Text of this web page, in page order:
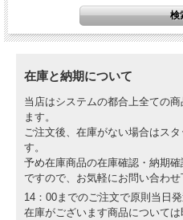
在庫と納期について
当店はシステムの都合上全ての
ます。
ご注文後、在庫がない場合はス
す。
予め在庫商品の在庫確認・納期
ですので、お気軽にお問い合わせ
14：00までのご注文で原則当日
在庫がございます商品については